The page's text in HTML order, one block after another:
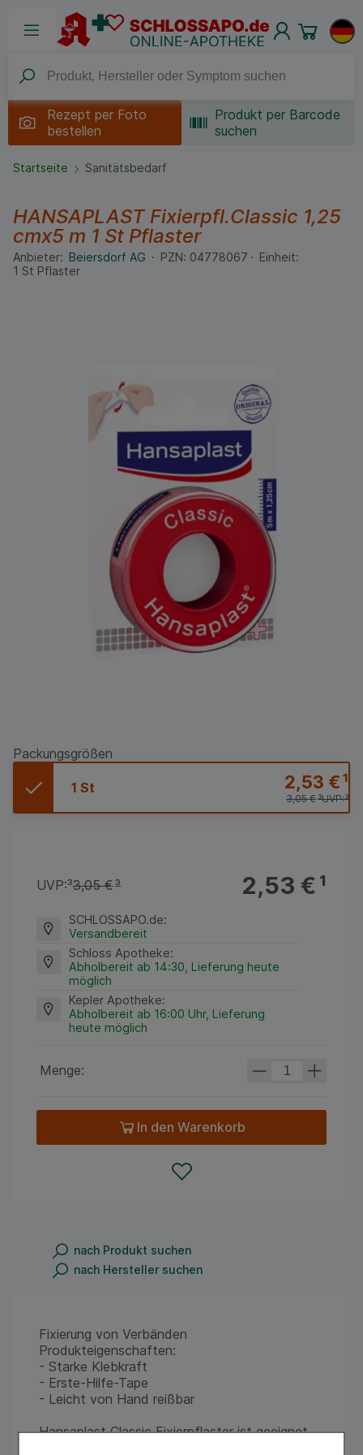
Rezept per Foto
bestellen
Produkt per Barcode
suchen
Startseite Sanitätsbedarf
HANSAPLAST Fixierpfl.Classic 1,25
cmx5 m 1 St Pflaster
Anbieter: Beiersdorf AG PZN: 04778067
Einheit:
1 St Pflaster
Packungsgrößen
1 St 2,53 €¹
UVP:³
3,05 €³
2,53 €¹
UVP:³3,05 €³
SCHLOSSAPO.de:
Versandbereit
Schloss Apotheke:
Abholbereit ab 14:30, Lieferung heute
möglich
Kepler Apotheke:
Abholbereit ab 16:00 Uhr, Lieferung
heute möglich
Menge:
In den Warenkorb
nach Produkt suchen
nach Hersteller suchen
Fixierung von Verbänden
Produkteigenschaften:
- Starke Klebkraft
- Erste-Hilfe-Tape
- Leicht von Hand reißbar
Hansaplast Classic Fixierpflaster ist geeignet